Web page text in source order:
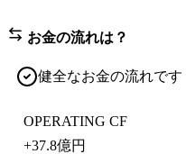
お金の流れは？
健全なお金の流れです
OPERATING CF
+37.8億円